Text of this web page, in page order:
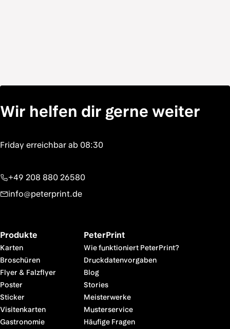
Wir helfen dir gerne weiter
+49 208 880 26580
info@peterprint.de
Produkte
Karten
Broschüren
Flyer & Falzflyer
Poster
Sticker
Visitenkarten
Gastronomie
PeterPrint
Wie funktioniert PeterPrint?
Druckdatenvorgaben
Blog
Stories
Meisterwerke
Musterservice
Häufige Fragen